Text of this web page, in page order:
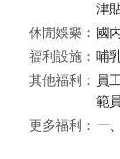
津
休閒娛樂： 國
福利設施： 哺
其他福利： 員
範
更多福利： 一